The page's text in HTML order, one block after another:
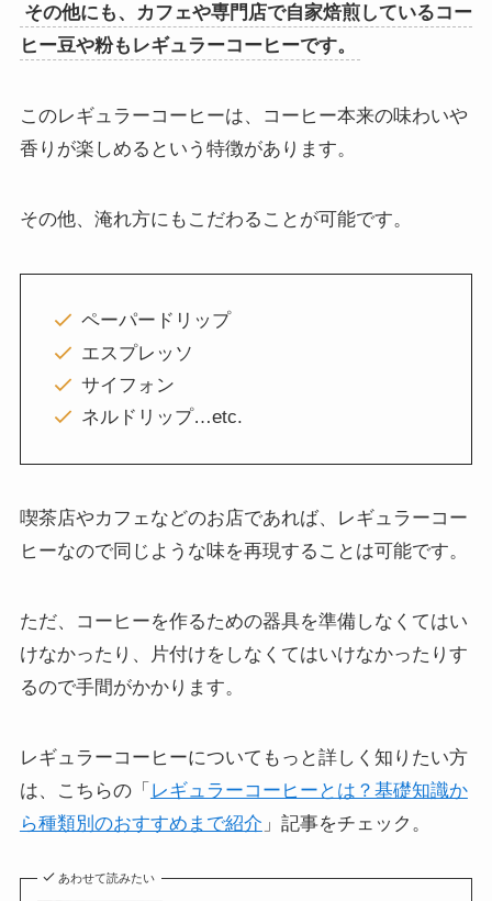
その他にも、カフェや専門店で自家焙煎しているコー
ヒー豆や粉もレギュラーコーヒーです。
このレギュラーコーヒーは、コーヒー本来の味わいや
香りが楽しめるという特徴があります。
その他、淹れ方にもこだわることが可能です。
ペーパードリップ
エスプレッソ
サイフォン
ネルドリップ…etc.
喫茶店やカフェなどのお店であれば、レギュラーコー
ヒーなので同じような味を再現することは可能です。
ただ、コーヒーを作るための器具を準備しなくてはい
けなかったり、片付けをしなくてはいけなかったりす
るので手間がかかります。
レギュラーコーヒーについてもっと詳しく知りたい方
は、こちらの「 レギュラーコーヒーとは？基礎知識か
ら種類別のおすすめまで紹介 」記事をチェック。
あわせて読みたい